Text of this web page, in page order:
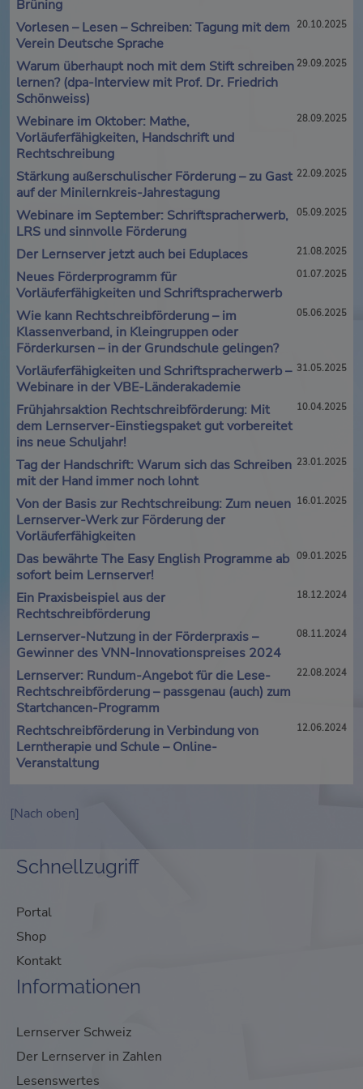
Brüning
Vorlesen – Lesen – Schreiben: Tagung mit dem
Verein Deutsche Sprache
20.10.2025
Warum überhaupt noch mit dem Stift schreiben
lernen? (dpa-Interview mit Prof. Dr. Friedrich
Schönweiss)
29.09.2025
Webinare im Oktober: Mathe,
Vorläuferfähigkeiten, Handschrift und
Rechtschreibung
28.09.2025
Stärkung außerschulischer Förderung – zu Gast
auf der Minilernkreis-Jahrestagung
22.09.2025
Webinare im September: Schriftspracherwerb,
LRS und sinnvolle Förderung
05.09.2025
Der Lernserver jetzt auch bei Eduplaces 21.08.2025
Neues Förderprogramm für
Vorläuferfähigkeiten und Schriftspracherwerb
01.07.2025
Wie kann Rechtschreibförderung – im
Klassenverband, in Kleingruppen oder
Förderkursen – in der Grundschule gelingen?
05.06.2025
Vorläuferfähigkeiten und Schriftspracherwerb –
Webinare in der VBE-Länderakademie
31.05.2025
Frühjahrsaktion Rechtschreibförderung: Mit
dem Lernserver-Einstiegspaket gut vorbereitet
ins neue Schuljahr!
10.04.2025
Tag der Handschrift: Warum sich das Schreiben
mit der Hand immer noch lohnt
23.01.2025
Von der Basis zur Rechtschreibung: Zum neuen
Lernserver-Werk zur Förderung der
Vorläuferfähigkeiten
16.01.2025
Das bewährte The Easy English Programme ab
sofort beim Lernserver!
09.01.2025
Ein Praxisbeispiel aus der
Rechtschreibförderung
18.12.2024
Lernserver-Nutzung in der Förderpraxis –
Gewinner des VNN-Innovationspreises 2024
08.11.2024
Lernserver: Rundum-Angebot für die Lese-
Rechtschreibförderung – passgenau (auch) zum
Startchancen-Programm
22.08.2024
Rechtschreibförderung in Verbindung von
Lerntherapie und Schule – Online-
Veranstaltung
12.06.2024
[Nach oben]
Schnellzugriff
Portal
Shop
Kontakt
Informationen
Lernserver Schweiz
Der Lernserver in Zahlen
Lesenswertes